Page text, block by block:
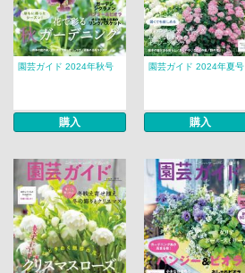
園芸ガイド 2024年秋号
購入
園芸ガイド 2024年夏号
購入